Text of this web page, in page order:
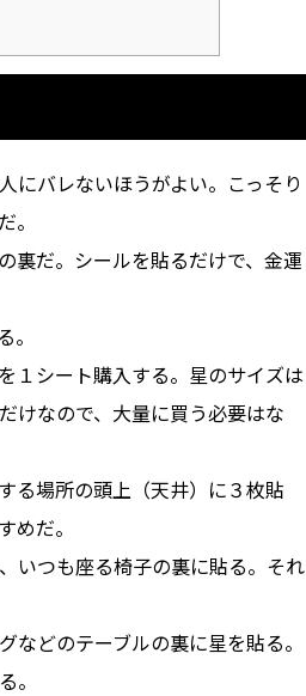
にバレないほうがよい。こっそり
。
裏だ。シールを貼るだけで、金運
１シート購入する。星のサイズは
けなので、大量に買う必要はな
る場所の頭上（天井）に３枚貼
めだ。
いつも座る椅子の裏に貼る。それ
どのテーブルの裏に星を貼る。
。